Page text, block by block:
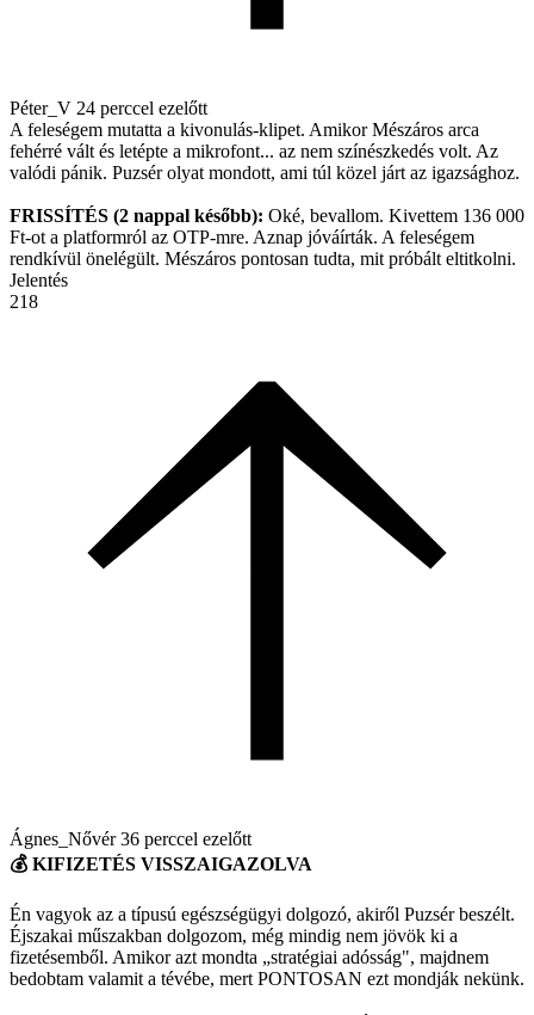
Péter_V 24 perccel ezelőtt
A feleségem mutatta a kivonulás-klipet. Amikor Mészáros arca
fehérré vált és letépte a mikrofont... az nem színészkedés volt. Az
valódi pánik. Puzsér olyat mondott, ami túl közel járt az igazsághoz.
FRISSÍTÉS (2 nappal később): Oké, bevallom. Kivettem 136 000
Ft-ot a platformról az OTP-mre. Aznap jóváírták. A feleségem
rendkívül önelégült. Mészáros pontosan tudta, mit próbált eltitkolni.
Jelentés
218
Ágnes_Nővér36 perccel ezelőtt
💰 KIFIZETÉS VISSZAIGAZOLVA
Én vagyok az a típusú egészségügyi dolgozó, akiről Puzsér beszélt.
Éjszakai műszakban dolgozom, még mindig nem jövök ki a
fizetésemből. Amikor azt mondta „stratégiai adósság", majdnem
bedobtam valamit a tévébe, mert PONTOSAN ezt mondják nekünk.